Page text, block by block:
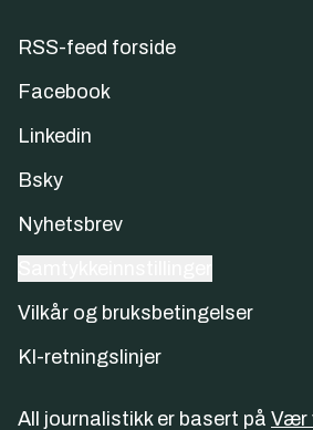
RSS-feed forside
Facebook
Linkedin
Bsky
Nyhetsbrev
Vilkår og bruksbetingelser
KI-retningslinjer
All journalistikk er basert på Vær